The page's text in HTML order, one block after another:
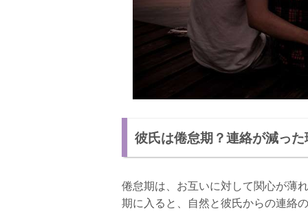
彼氏は倦怠期？連絡が減っ
倦怠期は、お互いに対して関心が薄
期に入ると、自然と彼氏からの連絡